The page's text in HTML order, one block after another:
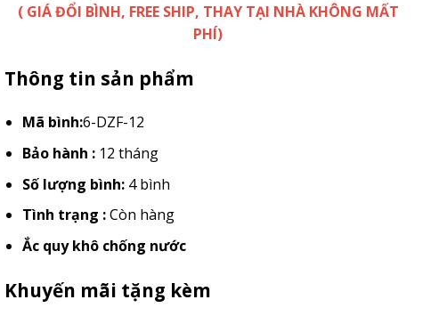
( GIÁ ĐỔI BÌNH, FREE SHIP, THAY TẠI NHÀ KHÔNG MẤT
PHÍ)
Thông tin sản phẩm
Mã bình:6-DZF-12
Bảo hành : 12 tháng
Số lượng bình: 4 bình
Tình trạng :Còn hàng
Ắc quy khô chống nước
Khuyến mãi tặng kèm